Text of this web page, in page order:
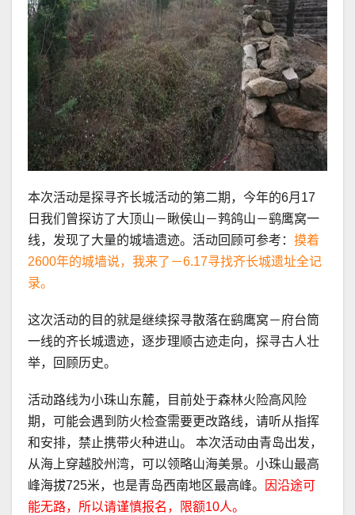
本次活动是探寻齐长城活动的第二期，今年的6月17
日我们曾探访了大顶山－瞅侯山－鹁鸽山－鹞鹰窝一
线，发现了大量的城墙遗迹。活动回顾可参考： 摸着
2600年的城墙说，我来了－6.17寻找齐长城遗址全记
录。
这次活动的目的就是继续探寻散落在鹞鹰窝－府台筒
一线的齐长城遗迹，逐步理顺古迹走向，探寻古人壮
举，回顾历史。
活动路线为小珠山东麓，目前处于森林火险高风险
期，可能会遇到防火检查需要更改路线，请听从指挥
和安排，禁止携带火种进山。 本次活动由青岛出发，
从海上穿越胶州湾，可以领略山海美景。小珠山最高
峰海拔725米，也是青岛西南地区最高峰。
因沿途可
能无路，所以请谨慎报名，限额10人。